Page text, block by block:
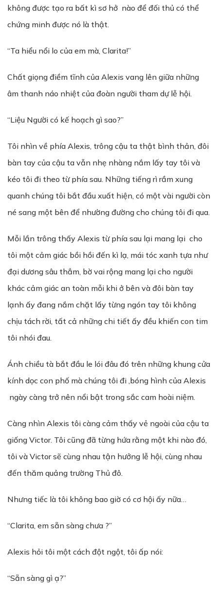
không được tạo ra bất kì sơ hở nào để đối thủ có thể
chứng minh được nó là thật.
“Ta hiểu nổi lo của em mà, Clarita!”
Chất giọng điềm tĩnh của Alexis vang lên giữa những
âm thanh náo nhiệt của đoàn người tham dự lễ hội.
“Liệu Người có kế hoạch gì sao?”
Tôi nhìn về phía Alexis, trông cậu ta thật bình thản, đôi
bàn tay của cậu ta vẫn nhẹ nhàng nắm lấy tay tôi và
kéo tôi đi theo từ phía sau. Những tiếng rì rầm xung
quanh chúng tôi bắt đầu xuất hiện, có một vài người còn
né sang một bên để nhường đường cho chúng tôi đi qua.
Mỗi lần trông thấy Alexis từ phía sau lại mang lại cho
tôi một cảm giác bồi hồi đến kì lạ, mái tóc xanh tựa như
đại dương sâu thẳm, bờ vai rộng mang lại cho người
khác cảm giác an toàn mỗi khi ở bên và đôi bàn tay
lạnh ấy đang nắm chặt lấy từng ngón tay tôi không
chịu tách rời, tất cả những chi tiết ấy đều khiến con tim
tôi nhói đau.
Ánh chiều tà bắt đầu le lói đâu đó trên những khung cửa
kính dọc con phố mà chúng tôi đi ,bóng hình của Alexis
ngày càng trở nên nổi bật trong sắc cam hoài niệm.
Càng nhìn Alexis tôi càng cảm thấy vẻ ngoài của cậu ta
giống Victor. Tôi cũng đã từng hứa rằng một khi nào đó,
tôi và Victor sẽ cùng nhau tận hưởng lễ hội, cùng nhau
đến thăm quảng trường Thủ đô.
Nhưng tiếc là tôi không bao giờ có cơ hội ấy nữa…
“Clarita, em sẵn sàng chưa ?”
Alexis hỏi tôi một cách đột ngột, tôi ấp nói:
“Sẵn sàng gì ạ?”